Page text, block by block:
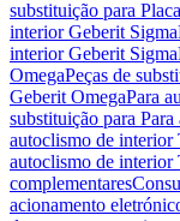
substituição para
interior Geberit Sigma
interior Geberit Sigma
OmegaPeças de
Geberit OmegaPara
substituição para
autoclismo de
autoclismo de
complementares
acionamento